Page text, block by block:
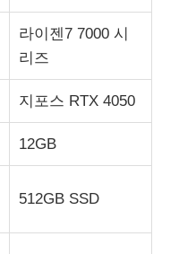
라이젠7 7000 시
리즈
지포스 RTX 4050
12GB
512GB SSD